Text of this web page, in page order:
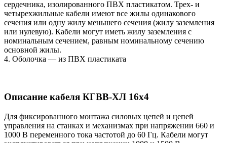
сердечника, изолированного ПВХ пластикатом. Трех- и
четырехжильные кабели имеют все жилы одинакового
сечения или одну жилу меньшего сечения (жилу заземления
или нулевую). Кабели могут иметь жилу заземления с
номинальным сечением, равным номинальному сечению
основной жилы.
4. Оболочка — из ПВХ пластиката
Описание кабеля КГВВ-ХЛ 16х4
Для фиксированного монтажа силовых цепей и цепей
управления на станках и механизмах при напряжении 660 и
1000 В переменного тока частотой до 60 Гц. Кабели могут